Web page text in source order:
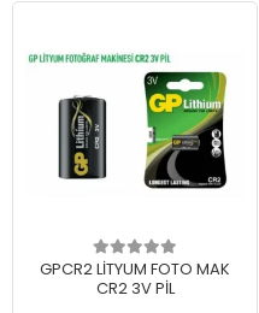
GPCR2 LİTYUM FOTO MAK
CR2 3V PİL